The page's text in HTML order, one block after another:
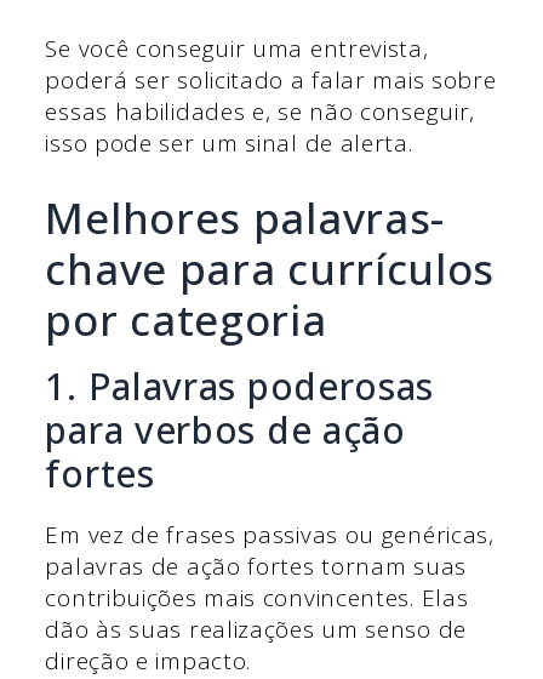
Se você conseguir uma entrevista,
poderá ser solicitado a falar mais sobre
essas habilidades e, se não conseguir,
isso pode ser um sinal de alerta.
Melhores palavras-
chave para currículos
por categoria
1. Palavras poderosas
para verbos de ação
fortes
Em vez de frases passivas ou genéricas,
palavras de ação fortes tornam suas
contribuições mais convincentes. Elas
dão às suas realizações um senso de
direção e impacto.